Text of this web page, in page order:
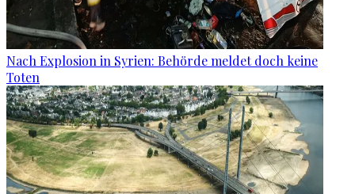
Nach Explosion in Syrien: Behörde meldet doch keine
Toten